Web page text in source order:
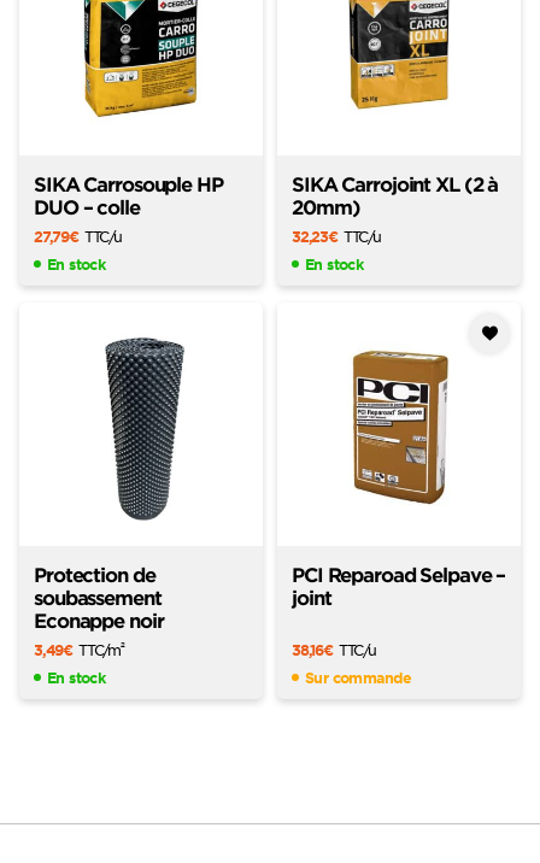
SIKA Carrosouple HP
DUO – colle
27,79€ TTC/u
En stock
SIKA Carrojoint XL (2 à
20mm)
32,23€ TTC/u
En stock
Protection de
soubassement
Econappe noir
3,49€ TTC/m2
En stock
à mes
PCI Reparoad Selpave –
joint
38,16€ TTC/u
Sur commande